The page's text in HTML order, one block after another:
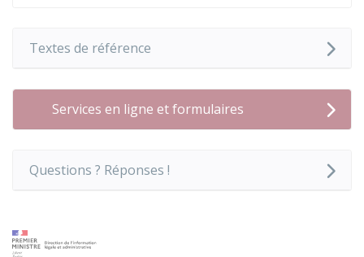
Textes de référence
Services en ligne et formulaires
Questions ? Réponses !